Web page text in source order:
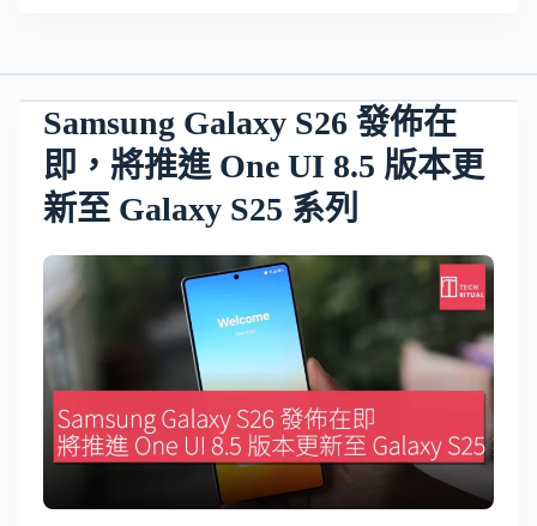
Samsung Galaxy S26 發佈在
即，將推進 One UI 8.5 版本更
新至 Galaxy S25 系列